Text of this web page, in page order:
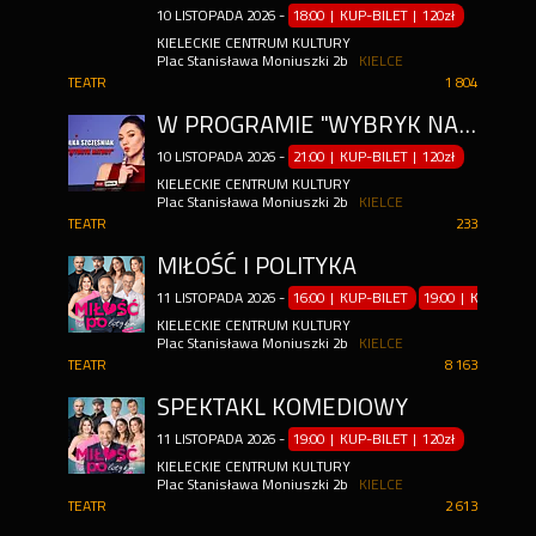
10 LISTOPADA 2026 - 18:00 | KUP-BILET |120zł
KIELECKIE CENTRUM KULTURY
Plac Stanisława Moniuszki 2b
KIELCE
1 804
TEATR
W PROGRAMIE "WYBRYK NATURY"
10 LISTOPADA 2026 - 21:00 | KUP-BILET |120zł
KIELECKIE CENTRUM KULTURY
Plac Stanisława Moniuszki 2b
KIELCE
233
TEATR
MIŁOŚĆ I POLITYKA
11 LISTOPADA 2026 - 16:00 | KUP-BILET
19:00 | KUP-
KIELECKIE CENTRUM KULTURY
Plac Stanisława Moniuszki 2b
KIELCE
8 163
TEATR
SPEKTAKL KOMEDIOWY
11 LISTOPADA 2026 - 19:00 | KUP-BILET |120zł
KIELECKIE CENTRUM KULTURY
Plac Stanisława Moniuszki 2b
KIELCE
2 613
TEATR